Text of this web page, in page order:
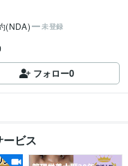
(NDA) 未登録
フォロー0
ビス